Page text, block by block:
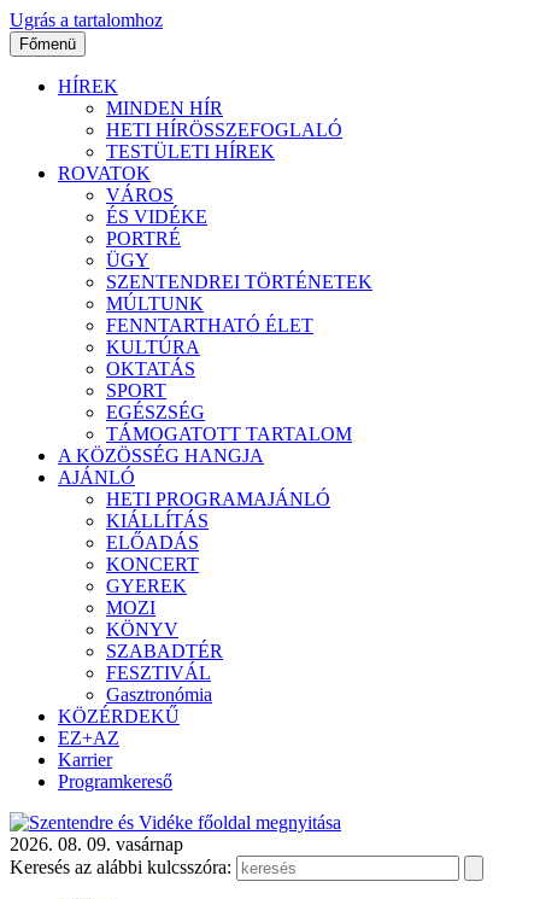
Ugrás a tartalomhoz
Főmenü
HÍREK
MINDEN HÍR
HETI HÍRÖSSZEFOGLALÓ
TESTÜLETI HÍREK
ROVATOK
VÁROS
ÉS VIDÉKE
PORTRÉ
ÜGY
SZENTENDREI TÖRTÉNETEK
MÚLTUNK
FENNTARTHATÓ ÉLET
KULTÚRA
OKTATÁS
SPORT
EGÉSZSÉG
TÁMOGATOTT TARTALOM
A KÖZÖSSÉG HANGJA
AJÁNLÓ
HETI PROGRAMAJÁNLÓ
KIÁLLÍTÁS
ELŐADÁS
KONCERT
GYEREK
MOZI
KÖNYV
SZABADTÉR
FESZTIVÁL
Gasztronómia
KÖZÉRDEKŰ
EZ+AZ
Karrier
Programkereső
2026. 08. 09. vasárnap
Keresés az alábbi kulcsszóra: